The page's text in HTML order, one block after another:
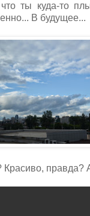
ты куда-то
В будущее...
правда?